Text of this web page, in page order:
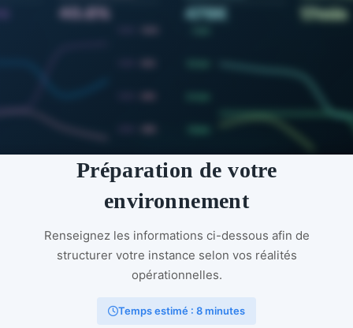
Préparation de votre
environnement
Renseignez les informations ci-dessous afin de
structurer votre instance selon vos réalités
opérationnelles.
Temps estimé : 8 minutes